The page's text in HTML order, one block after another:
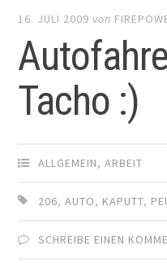
16. JULI 2009 von
Tacho :)
ALLGEMEIN,ARBEIT
206,AUTO, KAPUTT,
SCHREIBE EINEN